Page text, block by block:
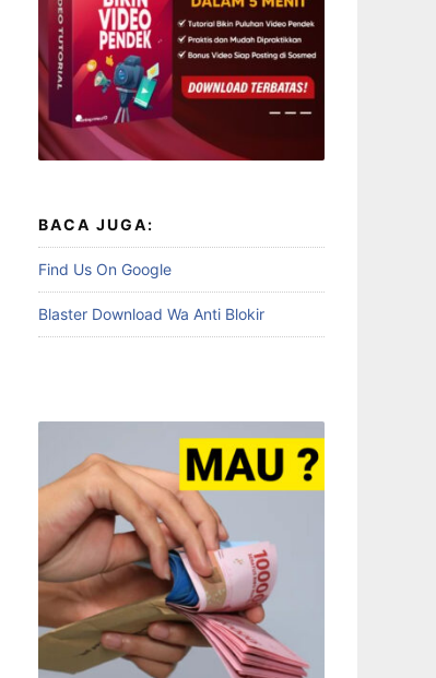
BACA JUGA:
Find Us On Google
Blaster Download Wa Anti Blokir